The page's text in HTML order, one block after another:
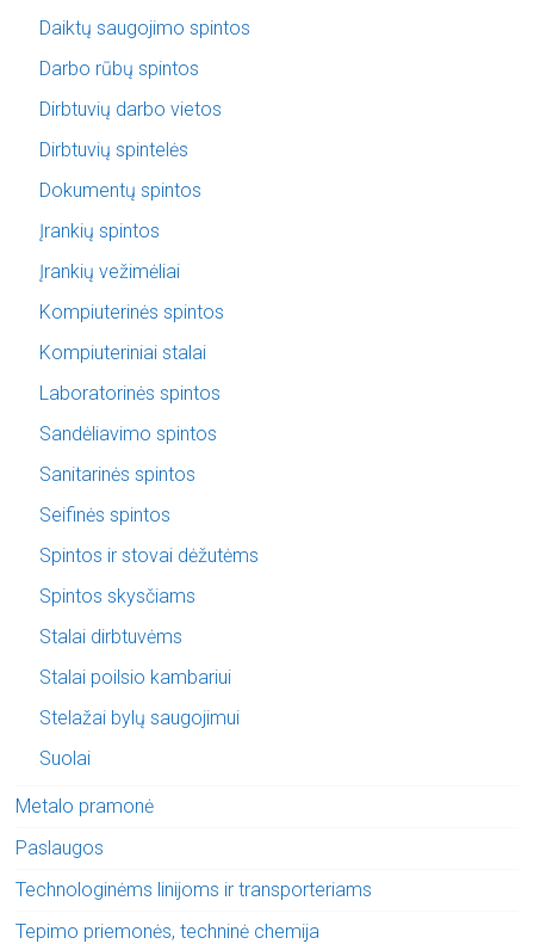
Daiktų saugojimo spintos
Darbo rūbų spintos
Dirbtuvių darbo vietos
Dirbtuvių spintelės
Dokumentų spintos
Įrankių spintos
Įrankių vežimėliai
Kompiuterinės spintos
Kompiuteriniai stalai
Laboratorinės spintos
Sandėliavimo spintos
Sanitarinės spintos
Seifinės spintos
Spintos ir stovai dėžutėms
Spintos skysčiams
Stalai dirbtuvėms
Stalai poilsio kambariui
Stelažai bylų saugojimui
Suolai
Metalo pramonė
Paslaugos
Technologinėms linijoms ir transporteriams
Tepimo priemonės, techninė chemija